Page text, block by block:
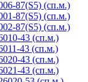
87(S5) (сп.м.)
87(S5) (сп.м.)
87(S5) (сп.м.)
43 (сп.м.)
43 (сп.м.)
43 (сп.м.)
43 (сп.м.)